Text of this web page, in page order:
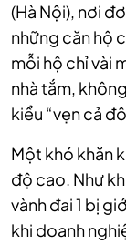
(Hà Nội), nơi
những căn hộ
mỗi hộ chỉ vài
nhà tắm,
kiểu “vẹn cả
Một khó khăn
độ cao. Như
vành đai 1 bị
khi doanh